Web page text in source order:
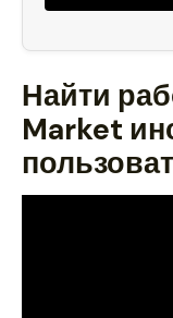
Найти
Market